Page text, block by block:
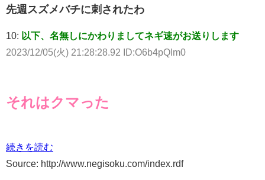
先週スズメバチに刺されたわ
10: 以下、名無しにかわりましてネギ速がお送りします
2023/12/05(火) 21:28:28.92 ID:O6b4pQIm0
それはクマった
続きを読む
Source: http://www.negisoku.com/index.rdf